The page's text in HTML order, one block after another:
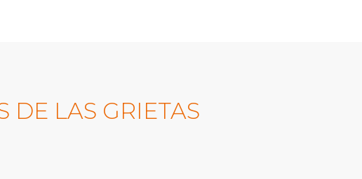
DE LAS GRIETAS